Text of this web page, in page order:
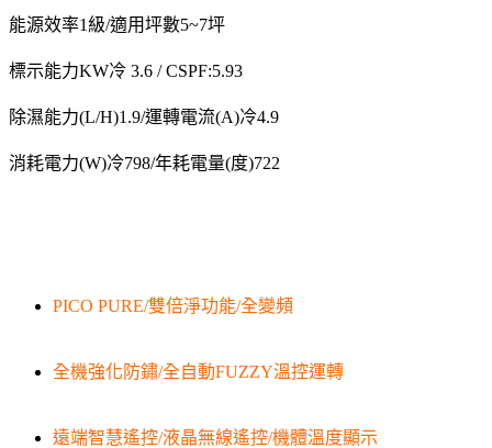
能源效率1級/適用坪數5~7坪
標示能力KW冷 3.6 / CSPF:5.93
除濕能力(L/H)1.9/運轉電流(A)冷4.9
消耗電力(W)冷798/年耗電量(度)722
PICO PURE/雙倍淨功能/全變頻
全機強化防鏽/全自動FUZZY溫控運轉
遠端智慧遙控/液晶無線遙控/機體溫度顯示